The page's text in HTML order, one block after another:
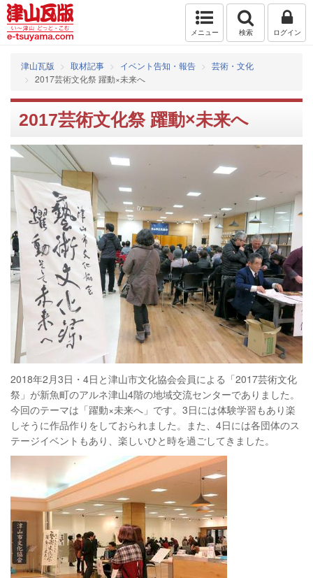
メニュー 検索 ログイン
津山瓦版 取材記事 イベント告知・報告
芸術・文化
2017芸術文化祭 躍動×未来へ
2017芸術文化祭 躍動×未来へ
2018年2月3日・4日と津山市文化協会会員による「2017芸術文化
祭」が新魚町のアルネ津山4階の地域交流センターでありました。
今回のテーマは「躍動×未来へ」です。3日には体験学習もあり楽
しそうに作品作りをしておられました。また、4日には各団体のス
テージイベントもあり、楽しいひと時を過ごしてきました。